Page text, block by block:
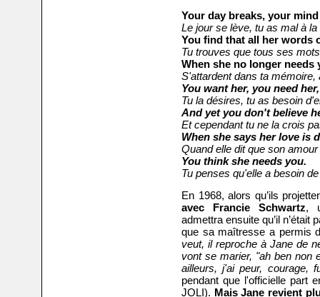
Your day breaks, your
Le jour se lève, tu as mal à la
You find that all her words
Tu trouves que tous ses
When she no longer needs
S'attardent dans ta mémoire,
You want her, you need her,
Tu la désires, tu as besoin
And yet you don't believe
Et cependant tu ne la crois
When she says her love is
Quand elle dit que son
You think she needs you.
Tu penses qu'elle a besoin
En 1968, alors qu’ils
avec Francie Schwartz,
admettra ensuite qu’il n’était
que sa maîtresse a permis
veut, il reproche à Jane de
vont se marier, "ah ben non
ailleurs, j'ai peur, courage,
pendant que l'officielle part
JOLI). Mais Jane revient